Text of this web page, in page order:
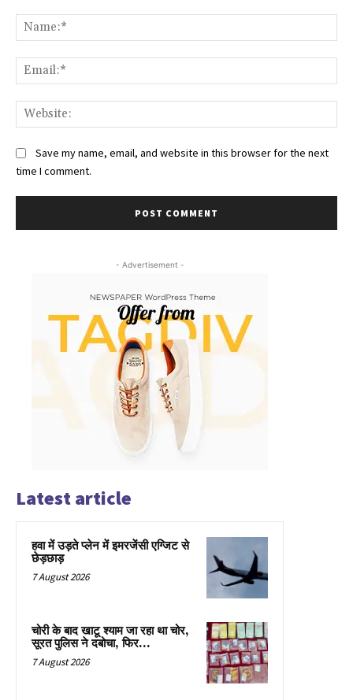
Save my name, email, and website in this browser for the next
time I comment.
- Advertisement -
Latest article
हवा में उड़ते प्लेन में इमरजेंसी एग्जिट से
छेड़छाड़
7 August 2026
चोरी के बाद खाटू श्याम जा रहा था चोर,
सूरत पुलिस ने दबोचा, फिर…
7 August 2026